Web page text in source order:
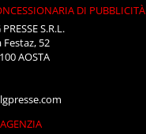
DI PUBBLICITÀ
PRESSE S.R.L.
Festaz, 52
AOSTA